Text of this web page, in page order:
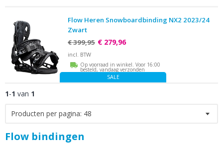
Flow Heren Snowboardbinding NX2 2023/24
Zwart
€ 399,95 € 279,96
incl. BTW
Op voorraad in winkel. Voor 16:00
besteld, vandaag verzonden
SALE
1-1 van 1
Producten per pagina: 48
Flow bindingen